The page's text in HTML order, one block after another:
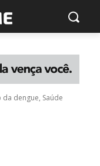
dengue, Saúde